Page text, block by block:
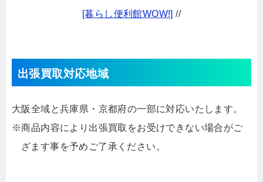
[暮らし便利館WOW!] //
出張買取対応地域
大阪全域と兵庫県・京都府の一部に対応いたします。
※商品内容により出張買取をお受けできない場合がご
ざます事を予めご了承ください。